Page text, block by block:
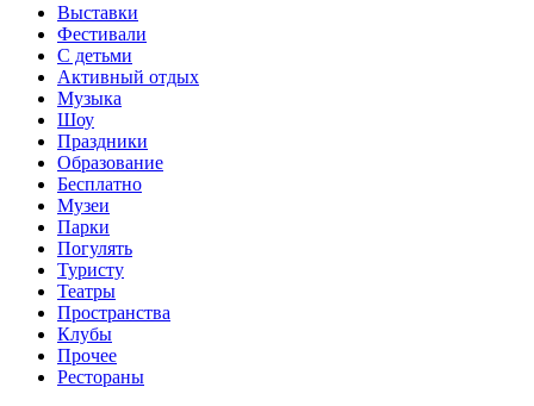
Выставки
Фестивали
С детьми
Активный отдых
Музыка
Шоу
Праздники
Образование
Бесплатно
Музеи
Парки
Погулять
Туристу
Театры
Пространства
Клубы
Прочее
Рестораны